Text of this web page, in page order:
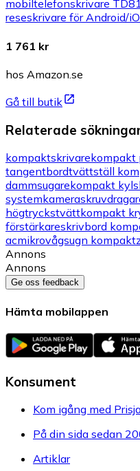
mobiltelefonskrivare
reseskrivare för Android/
1 761 kr
hos Amazon.se
Gå till butik
Relaterade
kompaktskrivarekompakt
tangentbordtvättställ
dammsugarekompakt
systemkamera
högtryckstvättkompakt
förstärkareskrivbord
acmikrovågsugn kompakt
Annons
Annons
Ge oss feedback
Hämta mobilappen
Konsument
Kom igång med
På din sida sedan
Artiklar